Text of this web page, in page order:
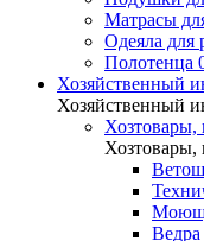
Матрасы
Одеяла для
Полотенца
Хозяйственный
Хозяйственный
Хозтовары,
Хозтовары,
Ведра